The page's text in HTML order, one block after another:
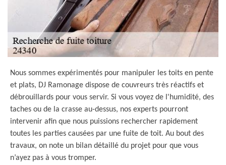
Nous sommes expérimentés pour manipuler les toits en pente
et plats, DJ Ramonage dispose de couvreurs très réactifs et
débrouillards pour vous servir. Si vous voyez de l'humidité, des
taches ou de la crasse au-dessus, nos experts pourront
intervenir afin que nous puissions rechercher rapidement
toutes les parties causées par une fuite de toit. Au bout des
travaux, on note un bilan détaillé du projet pour que vous
n’ayez pas à vous tromper.